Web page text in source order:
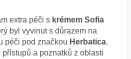
extra péči s krémem Sofia
byl vyvinut s důrazem na
péči pod značkou Herbatica.
a poznatků z oblasti